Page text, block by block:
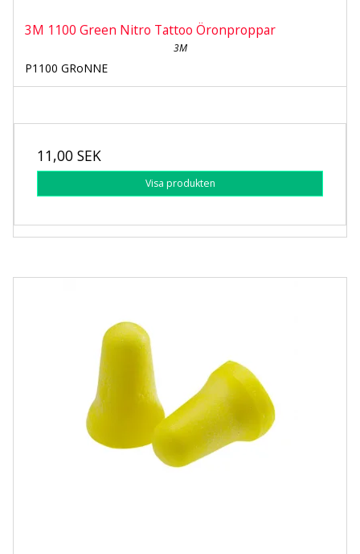
3M 1100 Green Nitro Tattoo Öronproppar
3M
P1100 GRoNNE
11,00 SEK
Visa produkten